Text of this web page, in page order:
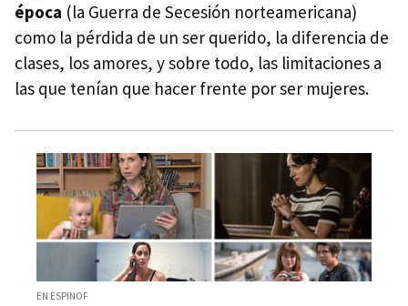
época (la Guerra de Secesión norteamericana)
como la pérdida de un ser querido, la diferencia de
clases, los amores, y sobre todo, las limitaciones a
las que tenían que hacer frente por ser mujeres.
EN ESPINOF